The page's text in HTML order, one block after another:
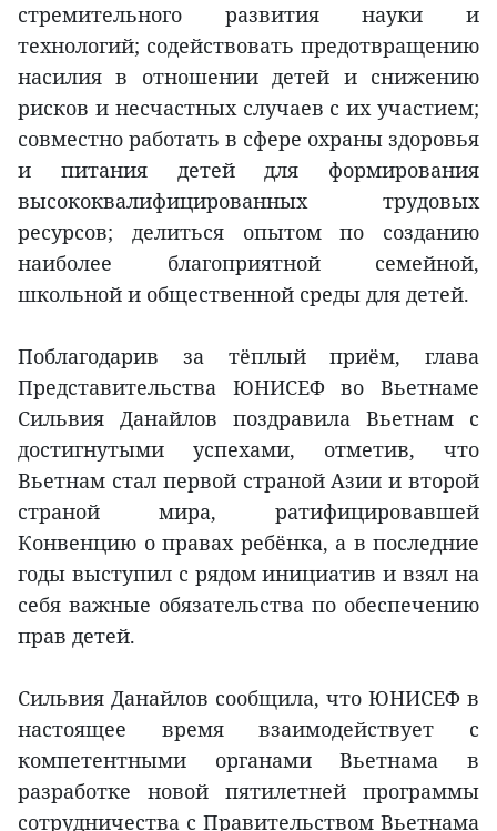
стремительного развития науки и
технологий; содействовать предотвращению
насилия в отношении детей и снижению
рисков и несчастных случаев с их участием;
совместно работать в сфере охраны здоровья
и питания детей для формирования
высококвалифицированных трудовых
ресурсов; делиться опытом по созданию
наиболее благоприятной семейной,
школьной и общественной среды для детей.
Поблагодарив за тёплый приём, глава
Представительства ЮНИСЕФ во Вьетнаме
Сильвия Данайлов поздравила Вьетнам с
достигнутыми успехами, отметив, что
Вьетнам стал первой страной Азии и второй
страной мира, ратифицировавшей
Конвенцию о правах ребёнка, а в последние
годы выступил с рядом инициатив и взял на
себя важные обязательства по обеспечению
прав детей.
Сильвия Данайлов сообщила, что ЮНИСЕФ в
настоящее время взаимодействует с
компетентными органами Вьетнама в
разработке новой пятилетней программы
сотрудничества с Правительством Вьетнама